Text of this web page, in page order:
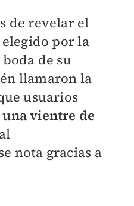
de revelar el
por la
de su
llamaron la
usuarios
vientre de
nota gracias a